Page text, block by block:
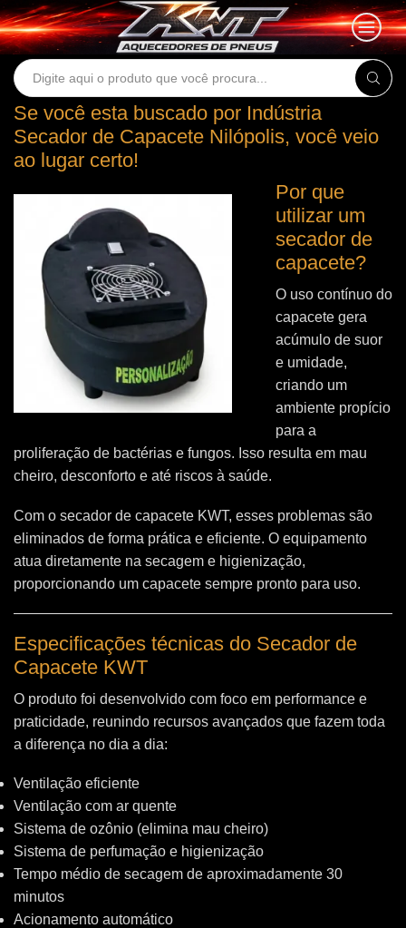
Search
Se você esta buscado por Indústria
Secador de Capacete Nilópolis, você veio
ao lugar certo!
Por que
utilizar um
secador de
capacete?
O uso contínuo do
capacete gera
acúmulo de suor
e umidade,
criando um
ambiente propício
para a
proliferação de bactérias e fungos. Isso resulta em mau
cheiro, desconforto e até riscos à saúde.
Com o secador de capacete KWT, esses problemas são
eliminados de forma prática e eficiente. O equipamento
atua diretamente na secagem e higienização,
proporcionando um capacete sempre pronto para uso.
Especificações técnicas do Secador de
Capacete KWT
O produto foi desenvolvido com foco em performance e
praticidade, reunindo recursos avançados que fazem toda
a diferença no dia a dia:
Ventilação eficiente
Ventilação com ar quente
Sistema de ozônio (elimina mau cheiro)
Sistema de perfumação e higienização
Tempo médio de secagem de aproximadamente 30
minutos
Acionamento automático